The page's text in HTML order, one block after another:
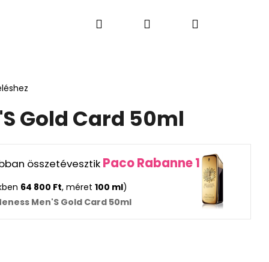
LAKÁSI ÉS AUTÓ ILLATOK
KeresésBejelentkezés
Kosár
Gold Card 50ml
összetévesztik Paco Rabanne 1
64 800 Ft, méret 100 ml)
Men'S Gold Card 50ml